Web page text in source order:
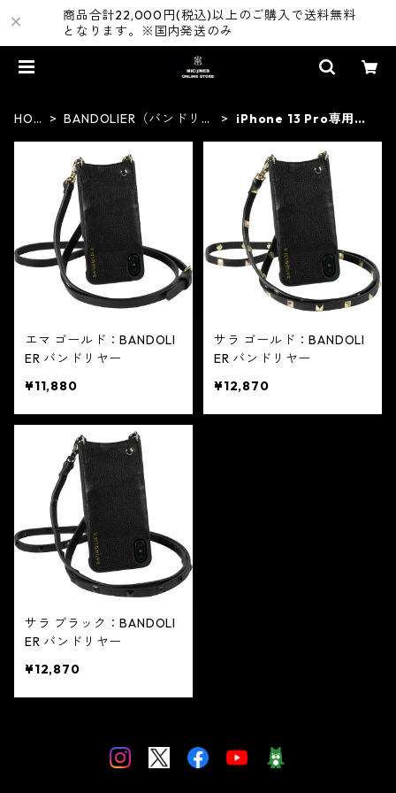
商品合計22,000円(税込)以上のご購入で送料無料
となります。※国内発送のみ
HOM
BANDOLIER（バンドリヤ
iPhone 13 Pro専用ケ
エマ ゴールド：BANDOLI
ER バンドリヤー
¥11,880
サラ ゴールド：BANDOLI
ER バンドリヤー
¥12,870
サラ ブラック：BANDOLI
ER バンドリヤー
¥12,870